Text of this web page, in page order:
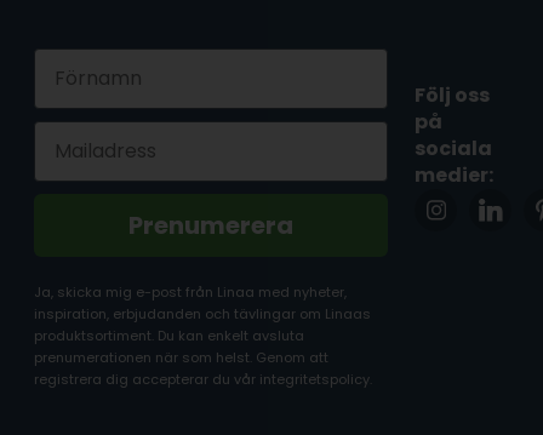
Prenumerera
Ja, skicka mig e-post från Linaa med nyheter,
inspiration, erbjudanden och tävlingar om Linaas
produktsortiment. Du kan enkelt avsluta
prenumerationen när som helst. Genom att
registrera dig accepterar du vår integritetspolicy.
Följ oss
på
sociala
medier: